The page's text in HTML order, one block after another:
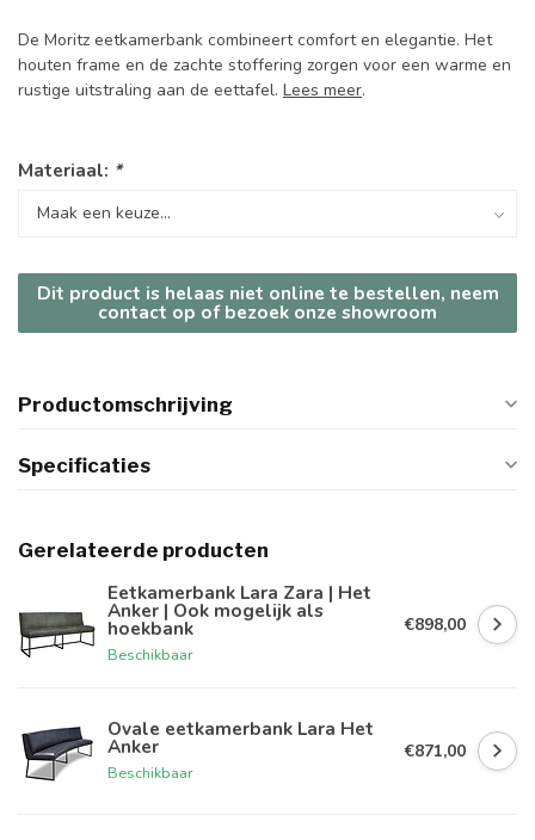
De Moritz eetkamerbank combineert comfort en elegantie. Het
houten frame en de zachte stoffering zorgen voor een warme en
rustige uitstraling aan de eettafel. Lees meer.
Materiaal: *
Dit product is helaas niet online te bestellen, neem
contact op of bezoek onze showroom
Productomschrijving
Specificaties
Gerelateerde producten
Eetkamerbank Lara Zara | Het
Anker | Ook mogelijk als
hoekbank
Beschikbaar
€898,00
Ovale eetkamerbank Lara Het
Anker
Beschikbaar
€871,00